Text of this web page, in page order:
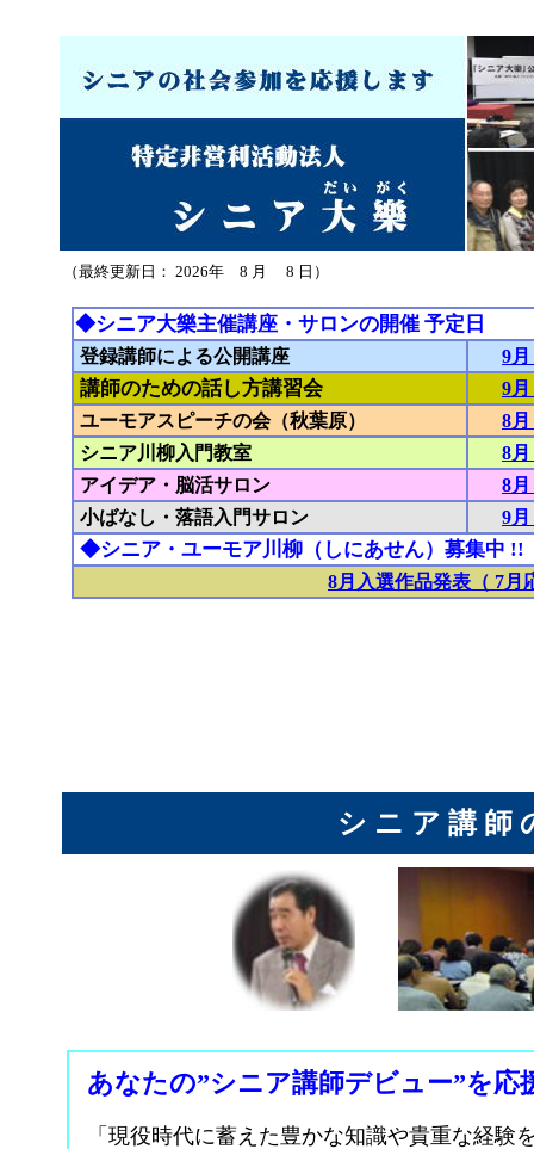
（最終更新日： 2026年 8 月 8 日）
◆シニア大樂主催講座・サロンの開催 予定日
登録講師による公開講座 9
講師のための話し方講習会
9
ユーモアスピーチの会（秋葉原）
8
シニア川柳入門教室
8
アイデア・脳活サロン
8
小ばなし・落語入門サロン
9
◆シニア・ユーモア川柳（しにあせん）募集中 !!
8月入選作品発表（ 7月
シ ニ ア 講 師
あなたの”シニア講師デビュー”を応
「現役時代に蓄えた豊かな知識や貴重な経験